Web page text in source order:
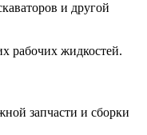
и другой
рабочих жидкостей.
запчасти и сборки